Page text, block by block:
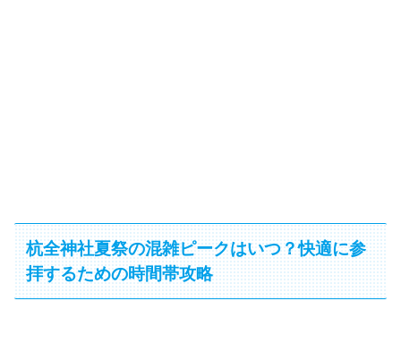
杭全神社夏祭の混雑ピークはいつ？快適に参
拝するための時間帯攻略